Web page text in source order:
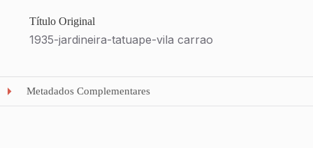
Título Original
1935-jardineira-tatuape-vila carrao
Metadados Complementares